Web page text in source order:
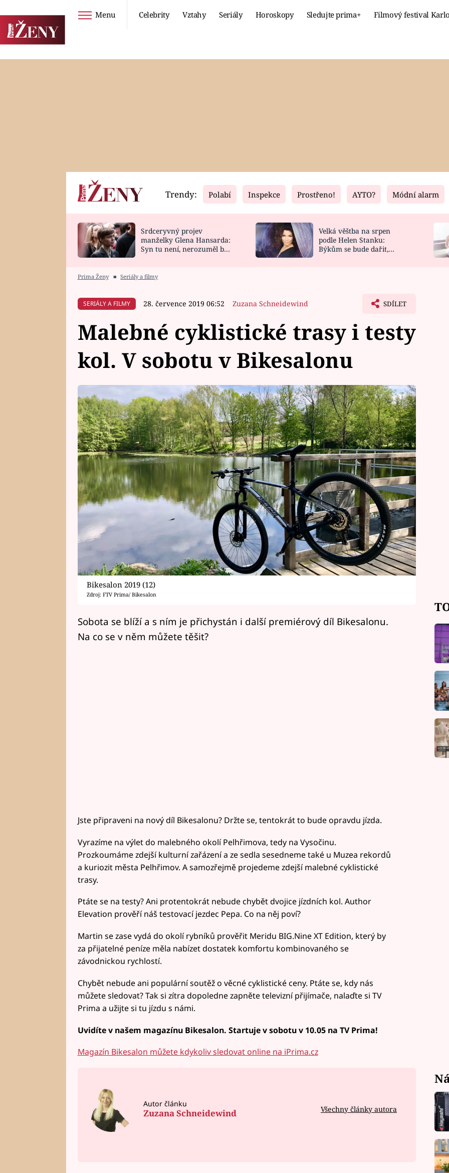
Menu Celebrity Vztahy Seriály Horoskopy Sledujte prima+ Filmový festival
Horoskopy
HOROSKOP NA
Video
CELEBRITY
VAŘENÍ
Fresh
NOVINKY
VIDEORECEPTY
Living
DESIGN
Trendy: Polabí Inspekce Prostřeno! AYTO? Módní alarm
Srdceryvný projev
manželky Glena Hansarda:
Syn tu není, nerozuměl by
Velká věštba na srpen
podle Helen Stanku:
Býkům se bude dařit,
Prima Ženy ■ Seriály a filmy
SERIÁLY A FILMY 28. července 2019 06:52 Zuzana Schneidewind SDÍLET
Malebné cyklistické trasy i testy
kol. V sobotu v Bikesalonu
Bikesalon 2019 (12)
Zdroj: FTV Prima/ Bikesalon
Sobota se blíží a s ním je přichystán i další premiérový díl Bikesalonu.
Na co se v něm můžete těšit?
Jste připraveni na nový díl Bikesalonu? Držte se, tentokrát to bude opravdu jízda.
Vyrazíme na výlet do malebného okolí Pelhřimova, tedy na Vysočinu.
Prozkoumáme zdejší kulturní zařázení a ze sedla sesedneme také u Muzea rekordů
a kuriozit města Pelhřimov. A samozřejmě projedeme zdejší malebné cyklistické
trasy.
Ptáte se na testy? Ani protentokrát nebude chybět dvojice jízdních kol. Author
Elevation prověří náš testovací jezdec Pepa. Co na něj poví?
Martin se zase vydá do okolí rybníků prověřit Meridu BIG.Nine XT Edition, který by
za přijatelné peníze měla nabízet dostatek komfortu kombinovaného se
závodnickou rychlostí.
Chybět nebude ani populární soutěž o věcné cyklistické ceny. Ptáte se, kdy nás
můžete sledovat? Tak si zítra dopoledne zapněte televizní přijímače, nalaďte si TV
Prima a užijte si tu jízdu s námi.
Uvidíte v našem magazínu Bikesalon. Startuje v sobotu v 10.05 na TV Prima!
Magazín Bikesalon můžete kdykoliv sledovat online na iPrima.cz
Autor článku
Zuzana Schneidewind Všechny články autora